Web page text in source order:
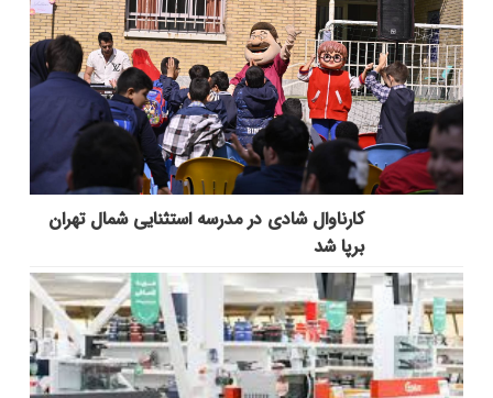
کارناوال شادی در مدرسه استثنایی شمال تهران
برپا شد